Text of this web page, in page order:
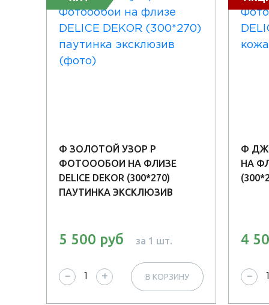
Ф ЗОЛОТОЙ УЗОР Р
ФОТОООБОИ НА ФЛИЗЕ
DELICE DEKOR (300*270)
ПАУТИНКА ЭКСКЛЮЗИВ
5 500 руб за 1 шт.
− + В КОРЗИНУ
Ф
НА
4
−